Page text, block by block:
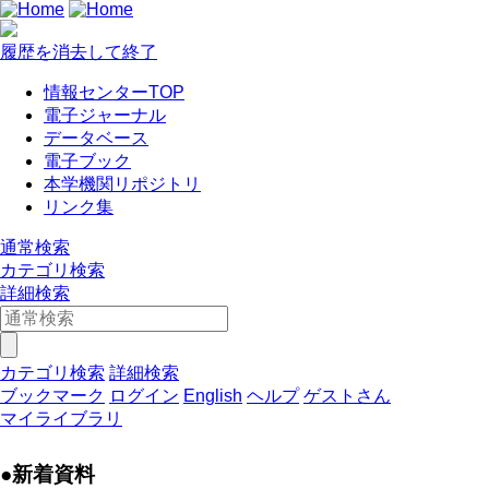
履歴を消去して終了
情報センターTOP
電子ジャーナル
データベース
電子ブック
本学機関リポジトリ
リンク集
通常検索
カテゴリ検索
詳細検索
カテゴリ検索 詳細検索
ブックマーク ログイン English ヘルプ ゲストさん
マイライブラリ
●新着資料